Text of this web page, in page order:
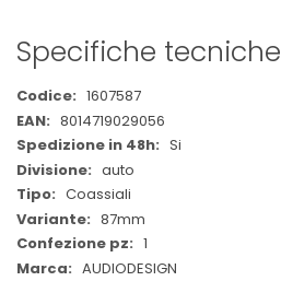
Specifiche tecniche
Maggiori
Informazioni
1607587
8014719029056
Si
auto
Coassiali
87mm
1
AUDIODESIGN